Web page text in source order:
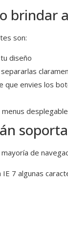
brindar
son:
diseño
envies los
de
7 algunas